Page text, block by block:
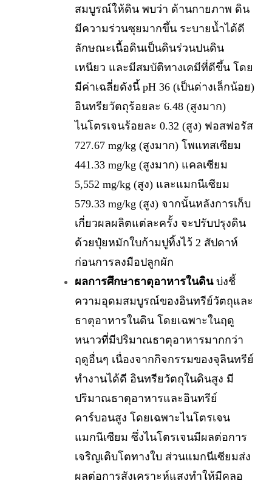
สมบูรณ์ให้ดิน พบว่า ด้านกายภาพ ดิน
มีความร่วนซุยมากขึ้น ระบายน้ำได้ดี
ลักษณะเนื้อดินเป็นดินร่วนปนดิน
เหนียว และมีสมบัติทางเคมีที่ดีขึ้น โดย
มีค่าเฉลี่ยดังนี้ pH 36 (เป็นด่างเล็กน้อย)
อินทรียวัตถุร้อยละ 6.48 (สูงมาก)
ไนโตรเจนร้อยละ 0.32 (สูง) ฟอสฟอรัส
727.67 mg/kg (สูงมาก) โพแทสเซียม
441.33 mg/kg (สูงมาก) แคลเซียม
5,552 mg/kg (สูง) และแมกนีเซียม
579.33 mg/kg (สูง) จากนั้นหลังการเก็บ
เกี่ยวผลผลิตแต่ละครั้ง จะปรับปรุงดิน
ด้วยปุ๋ยหมักใบก้ามปูทิ้งไว้ 2 สัปดาห์
ก่อนการลงมือปลูกผัก
ผลการศึกษาธาตุอาหารในดินบ่งชี้
ความอุดมสมบูรณ์ของอินทรีย์วัตถุและ
ธาตุอาหารในดิน โดยเฉพาะในฤดู
หนาวที่มีปริมาณธาตุอาหารมากกว่า
ฤดูอื่นๆ เนื่องจากกิจกรรมของจุลินทรีย์
ทำงานได้ดี อินทรียวัตถุในดินสูง มี
ปริมาณธาตุอาหารและอินทรีย์
คาร์บอนสูง โดยเฉพาะไนโตรเจน
แมกนีเซียม ซึ่งไนโตรเจนมีผลต่อการ
เจริญเติบโตทางใบ ส่วนแมกนีเซียมส่ง
ผลต่อการสังเคราะห์แสงทำให้มีคลอ